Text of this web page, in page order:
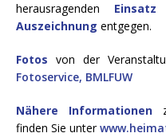
herausragenden
Auszeichnung entgegen.
Fotos von der
Fotoservice, BMLFUW
Nähere Informationen
finden Sie unter